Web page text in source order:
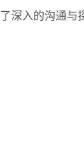
深入的沟通与